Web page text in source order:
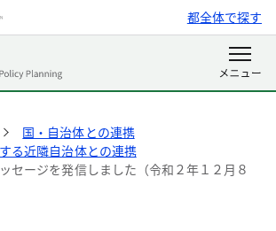
都全体で探す
国・自治体との連携
る近隣自治体との連携
セージを発信しました（令和２年１２月８